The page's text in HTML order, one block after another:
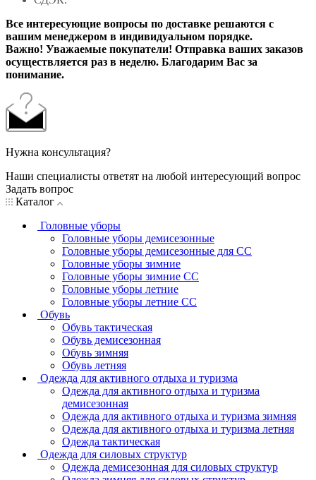
Все интересующие вопросы по доставке решаются с
вашим менеджером в индивидуальном порядке.
Важно! Уважаемые покупатели! Отправка ваших заказов
осуществляется раз в неделю. Благодарим Вас за
понимание.
Нужна консультация?
Наши специалисты ответят на любой интересующий вопрос
Задать вопрос
Каталог
Головные уборы
Головные уборы демисезонные
Головные уборы демисезонные для СС
Головные уборы зимние
Головные уборы зимние СС
Головные уборы летние
Головные уборы летние СС
Обувь
Обувь тактическая
Обувь демисезонная
Обувь зимняя
Обувь летняя
Одежда для активного отдыха и туризма
Одежда для активного отдыха и туризма
демисезонная
Одежда для активного отдыха и туризма зимняя
Одежда для активного отдыха и туризма летняя
Одежда тактическая
Одежда для силовых структур
Одежда демисезонная для силовых структур